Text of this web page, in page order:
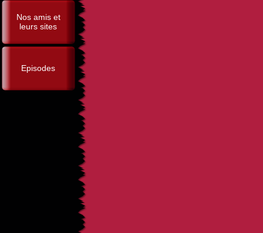
Nos amis et
leurs sites
Episodes